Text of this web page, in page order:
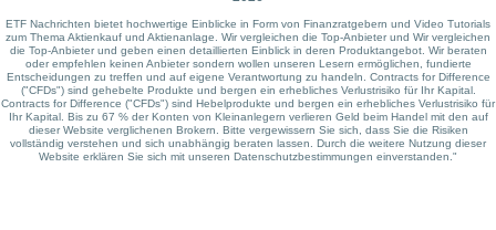
ETF Nachrichten bietet hochwertige Einblicke in Form von Finanzratgebern und Video Tutorials
zum Thema Aktienkauf und Aktienanlage. Wir vergleichen die Top-Anbieter und Wir vergleichen
die Top-Anbieter und geben einen detaillierten Einblick in deren Produktangebot. Wir beraten
oder empfehlen keinen Anbieter sondern wollen unseren Lesern ermöglichen, fundierte
Entscheidungen zu treffen und auf eigene Verantwortung zu handeln. Contracts for Difference
("CFDs") sind gehebelte Produkte und bergen ein erhebliches Verlustrisiko für Ihr Kapital.
Contracts for Difference ("CFDs") sind Hebelprodukte und bergen ein erhebliches Verlustrisiko für
Ihr Kapital. Bis zu 67 % der Konten von Kleinanlegern verlieren Geld beim Handel mit den auf
dieser Website verglichenen Brokern. Bitte vergewissern Sie sich, dass Sie die Risiken
vollständig verstehen und sich unabhängig beraten lassen. Durch die weitere Nutzung dieser
Website erklären Sie sich mit unseren Datenschutzbestimmungen einverstanden."